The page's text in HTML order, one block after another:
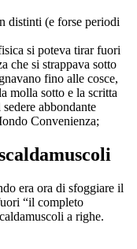
distinti (e forse periodi
si poteva tirar fuori
che si strappava sotto
fino alle cosce,
molla sotto e la scritta
abbondante
Convenienza;
era ora di sfoggiare il
“il completo
a righe.